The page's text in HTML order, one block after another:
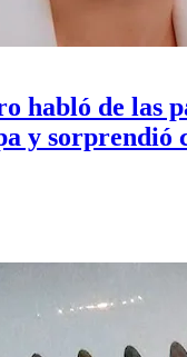
habló de las
y sorprendió